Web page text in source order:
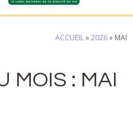
ACCUEIL»2026» MAI
MOIS : MAI